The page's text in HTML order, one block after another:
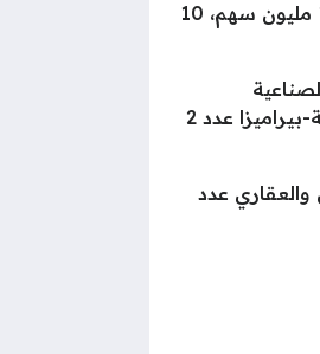
للاستثمار السياحي والعقاري، وبيراميزا للفنادق والقرى السياحية-بيراميزا، وفوري لتكنولوجيا البنوك والمدفوعات الإلكترونية عدد 1.5 مليون سهم، 10
المصرية، وابن سينا فارما، ومصر الجديدة للإسكان والتعمير، ومجموعة طلعت مصطفى القابضة، وبيراميزا للفنادق والقرى السياحية-بيراميزا عدد 2
السياحي والعقاري عدد